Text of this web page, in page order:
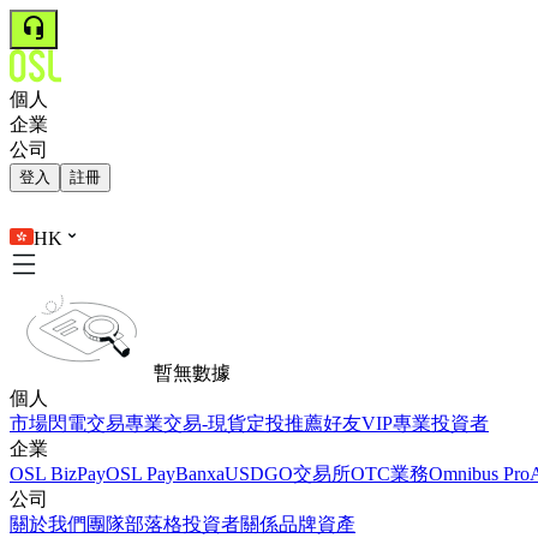
個人
企業
公司
登入 註冊
HK
暫無數據
個人
市場閃電交易專業交易-現貨定投推薦好友VIP專業投資者
企業
OSL BizPayOSL PayBanxaUSDGO交易所OTC業務Omnibus Pro
公司
關於我們 團隊部落格投資者關係品牌資產